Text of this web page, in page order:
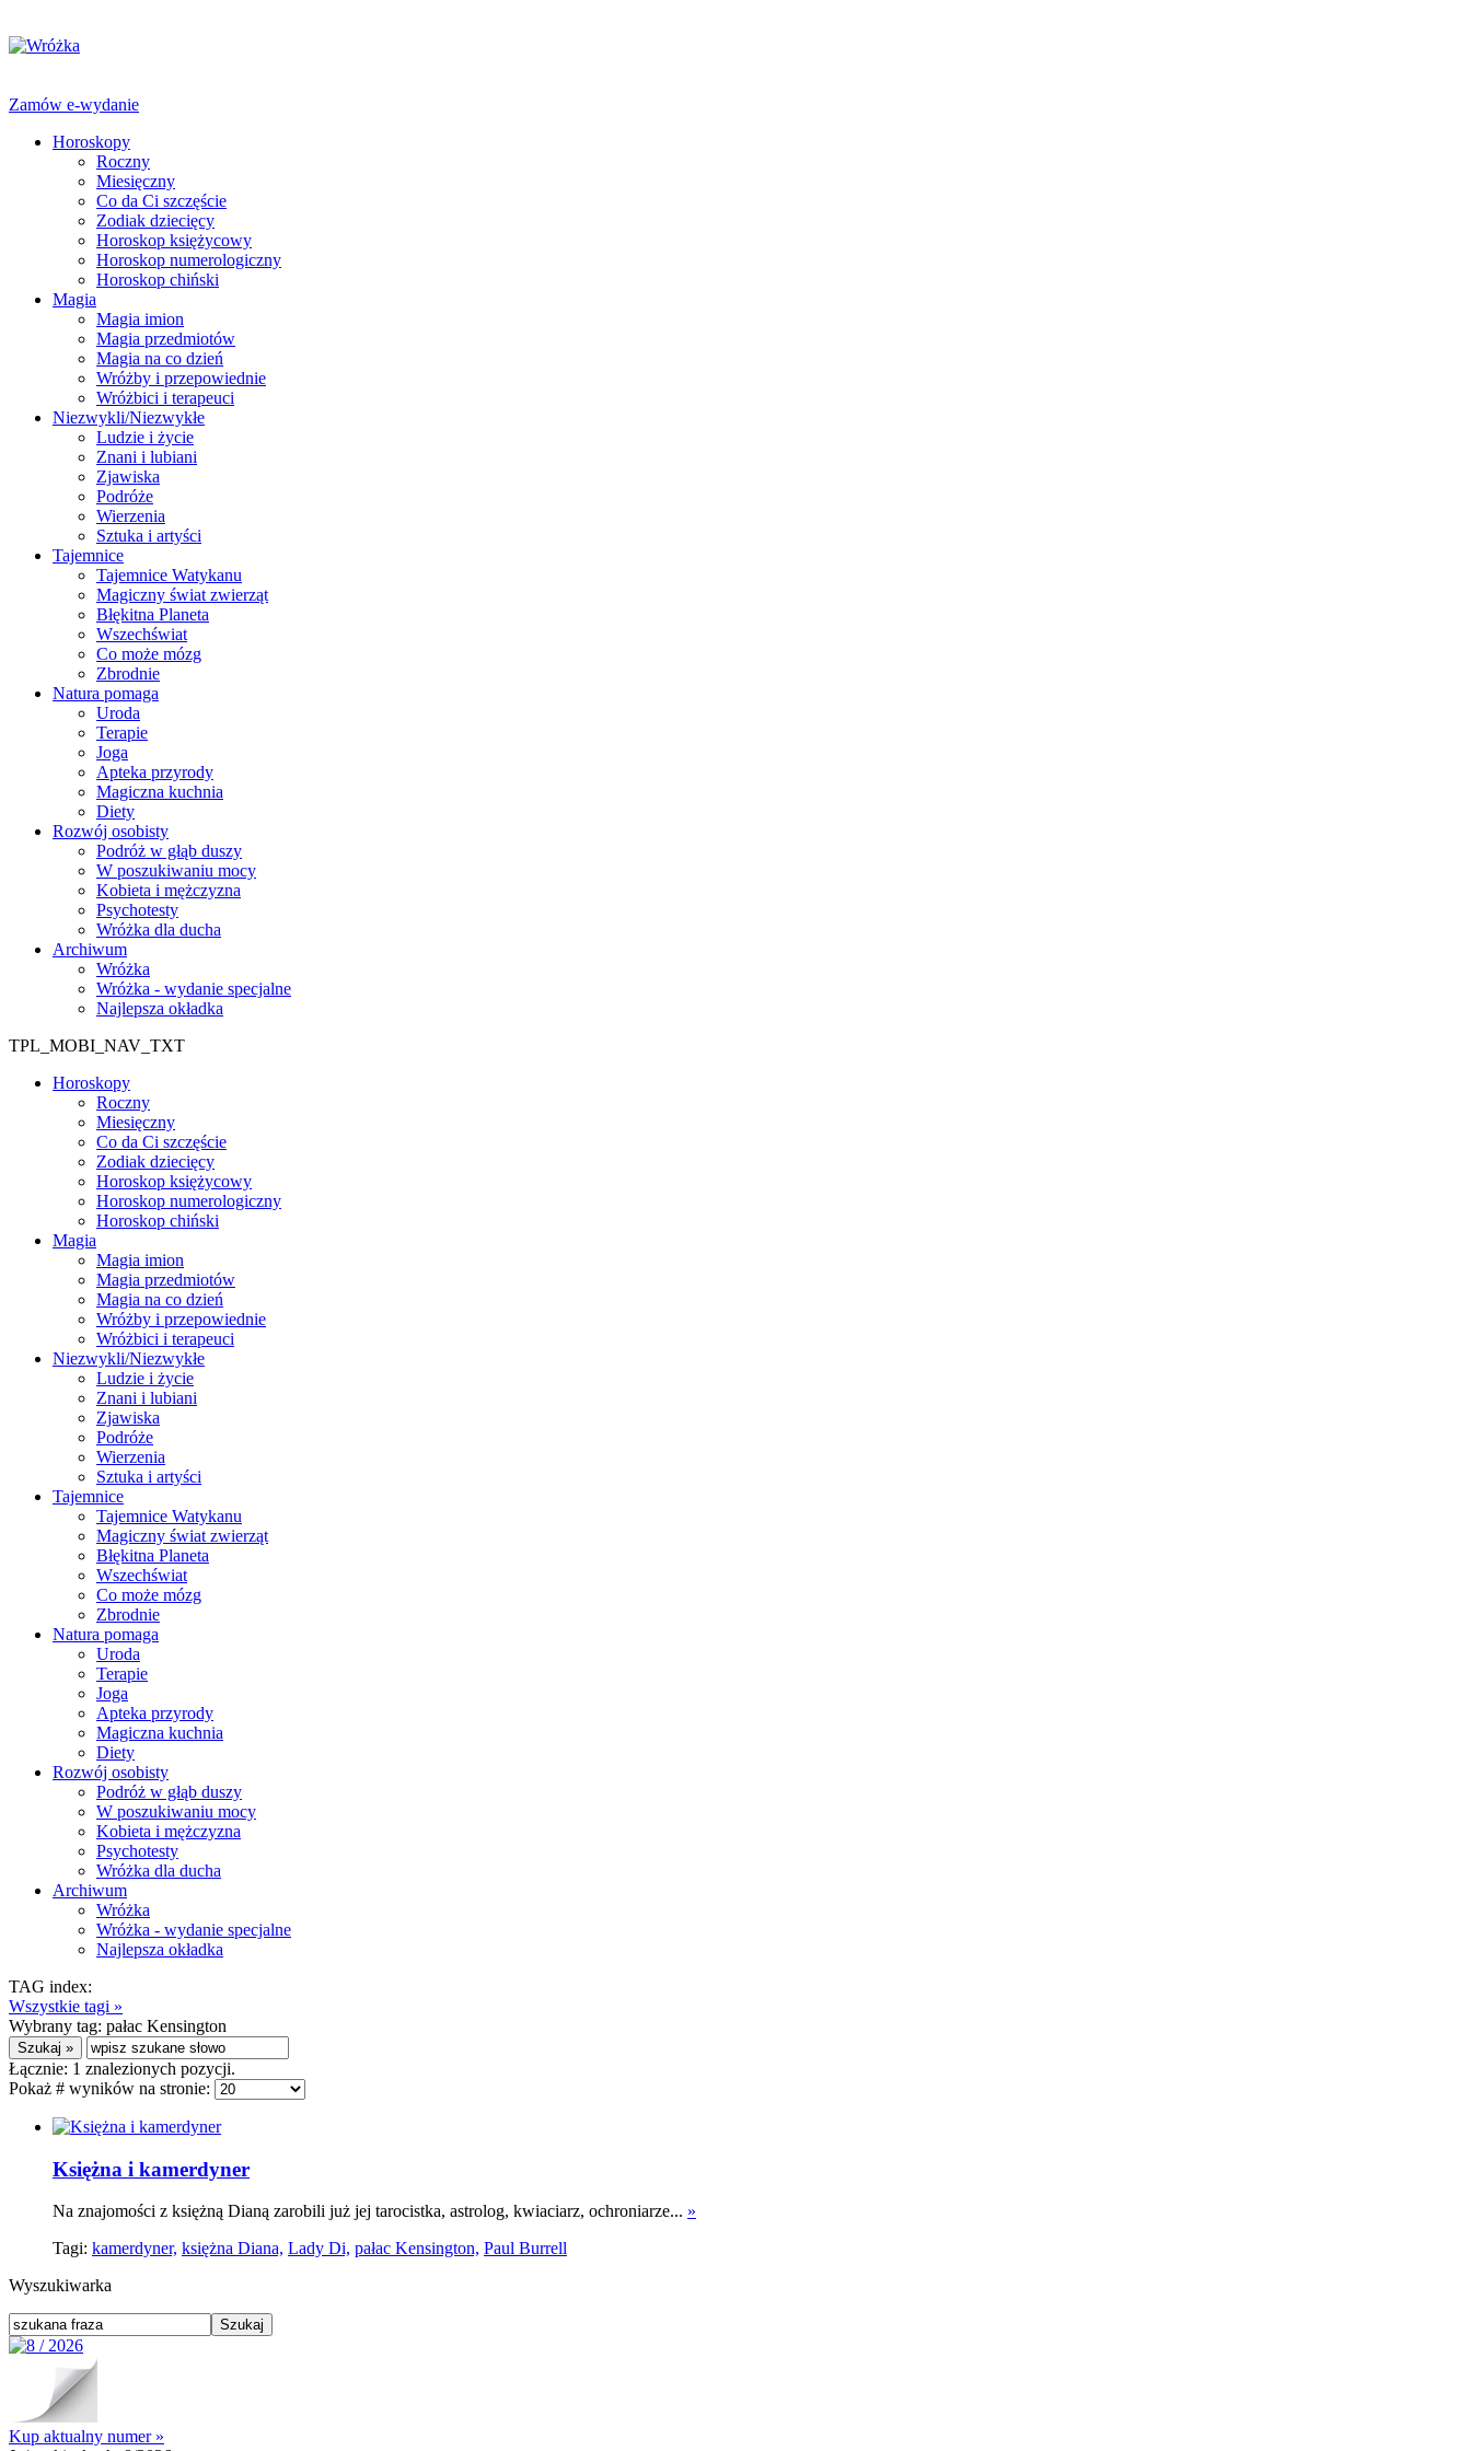
Zamów e-wydanie
Horoskopy
Roczny
Miesięczny
Co da Ci szczęście
Zodiak dziecięcy
Horoskop księżycowy
Horoskop numerologiczny
Horoskop chiński
Magia
Magia imion
Magia przedmiotów
Magia na co dzień
Wróżby i przepowiednie
Wróżbici i terapeuci
Niezwykli/Niezwykłe
Ludzie i życie
Znani i lubiani
Zjawiska
Podróże
Wierzenia
Sztuka i artyści
Tajemnice
Tajemnice Watykanu
Magiczny świat zwierząt
Błękitna Planeta
Wszechświat
Co może mózg
Zbrodnie
Natura pomaga
Uroda
Terapie
Joga
Apteka przyrody
Magiczna kuchnia
Diety
Rozwój osobisty
Podróż w głąb duszy
W poszukiwaniu mocy
Kobieta i mężczyzna
Psychotesty
Wróżka dla ducha
Archiwum
Wróżka
Wróżka - wydanie specjalne
Najlepsza okładka
TPL_MOBI_NAV_TXT
Horoskopy
Roczny
Miesięczny
Co da Ci szczęście
Zodiak dziecięcy
Horoskop księżycowy
Horoskop numerologiczny
Horoskop chiński
Magia
Magia imion
Magia przedmiotów
Magia na co dzień
Wróżby i przepowiednie
Wróżbici i terapeuci
Niezwykli/Niezwykłe
Ludzie i życie
Znani i lubiani
Zjawiska
Podróże
Wierzenia
Sztuka i artyści
Tajemnice
Tajemnice Watykanu
Magiczny świat zwierząt
Błękitna Planeta
Wszechświat
Co może mózg
Zbrodnie
Natura pomaga
Uroda
Terapie
Joga
Apteka przyrody
Magiczna kuchnia
Diety
Rozwój osobisty
Podróż w głąb duszy
W poszukiwaniu mocy
Kobieta i mężczyzna
Psychotesty
Wróżka dla ducha
Archiwum
Wróżka
Wróżka - wydanie specjalne
Najlepsza okładka
TAG index:
Wszystkie tagi »
Wybrany tag: pałac Kensington
Łącznie: 1 znalezionych pozycji.
Pokaż # wyników na stronie:
Księżna i kamerdyner
Na znajomości z księżną Dianą zarobili już jej tarocistka, astrolog, kwiaciarz, ochroniarze... »
Tagi: kamerdyner, księżna Diana, Lady Di, pałac Kensington, Paul Burrell
Wyszukiwarka
Kup aktualny numer »